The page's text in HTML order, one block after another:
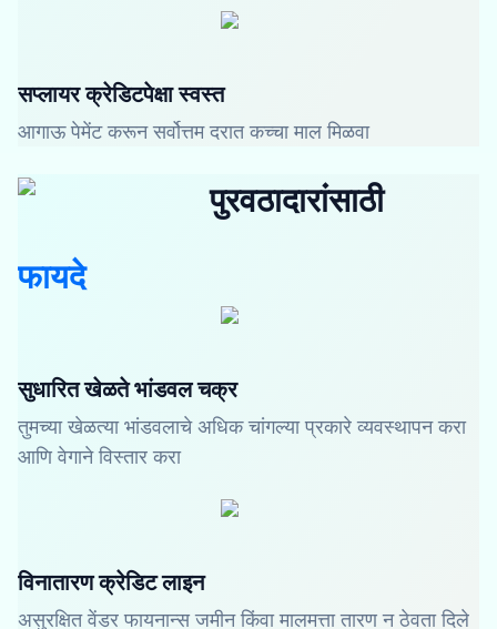
सप्लायर क्रेडिटपेक्षा स्वस्त
आगाऊ पेमेंट करून सर्वोत्तम दरात कच्चा माल मिळवा
पुरवठादारांसाठी
फायदे
सुधारित खेळते भांडवल चक्र
तुमच्या खेळत्या भांडवलाचे अधिक चांगल्या प्रकारे व्यवस्थापन करा
आणि वेगाने विस्तार करा
विनातारण क्रेडिट लाइन
असुरक्षित वेंडर फायनान्स जमीन किंवा मालमत्ता तारण न ठेवता दिले